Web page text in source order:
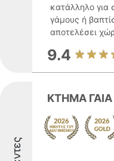
κατάλληλο για
γάμους ή
αποτελέσει
9.4
ΚΤΗΜΑ ΓΑΙΑ